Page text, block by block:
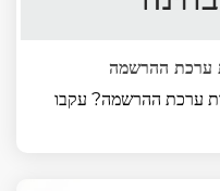
ערכת ההרשמה
ערכת ההרשמה? עקבו